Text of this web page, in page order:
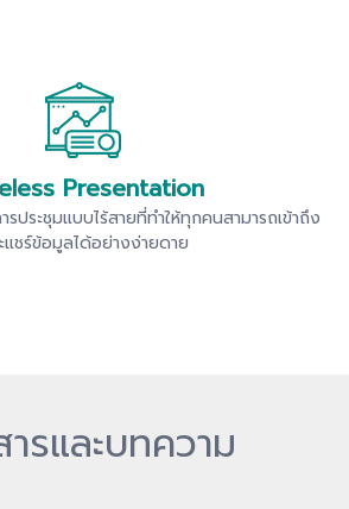
Presentation
ประชุมแบบไร้สายที่ทำให้ทุกคนสามารถเข้าถึง
แชร์ข้อมูลได้อย่างง่ายดาย
ารและบทความ